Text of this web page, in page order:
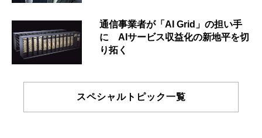
通信事業者が「AI Grid」の担い手
に AIサービス収益化の新地平を切
り拓く
スペシャルトピック一覧